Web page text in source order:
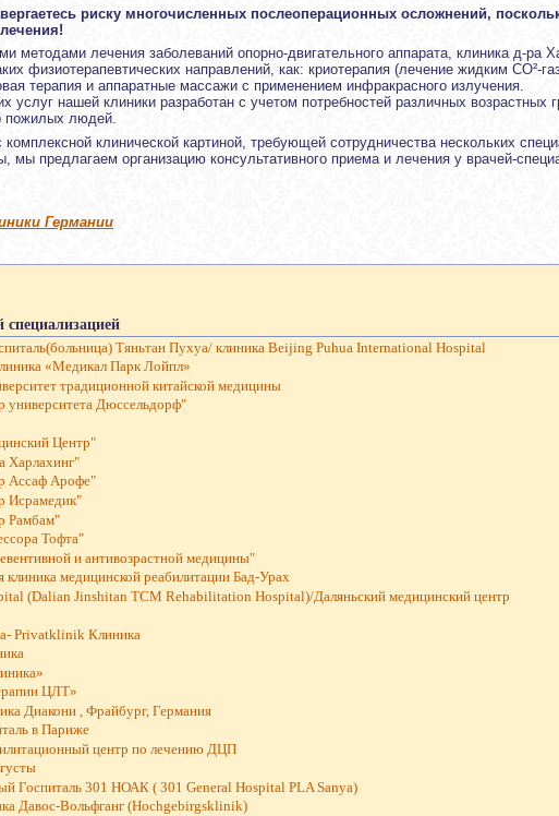
риску многочисленных послеоперационных осложнений,
методами лечения заболеваний опорно-двигательного аппарата, клиника д-ра
физиотерапевтических направлений, как: криотерапия (лечение жидким СО²-
терапия и аппаратные массажи с применением инфракрасного излучения.
услуг нашей клиники разработан с учетом потребностей различных возрастных
пожилых людей.
комплексной клинической картиной, требующей сотрудничества нескольких
мы предлагаем организацию консультативного приема и лечения у врачей-
Германии
Тяньтан Пухуа/ клиника Beijing Puhua International Hospital
«Медикал Парк Лойпл»
традиционной китайской медицины
университета Дюссельдорф"
Центр"
Харлахинг"
Ассаф Арофе"
Исрамедик"
Рамбам"
Тофта"
и антивозрастной медицины"
клиника медицинской реабилитации Бад-Урах
(Dalian Jinshitan TCM Rehabilitation Hospital)/Даляньский медицинский центр
Privatklinik Клиника
ЦЛТ»
Диакони , Фрайбург, Германия
в Париже
центр по лечению ДЦП
Госпиталь 301 НОАК ( 301 General Hospital PLA Sanya)
Давос-Вольфганг (Hochgebirgsklinik)